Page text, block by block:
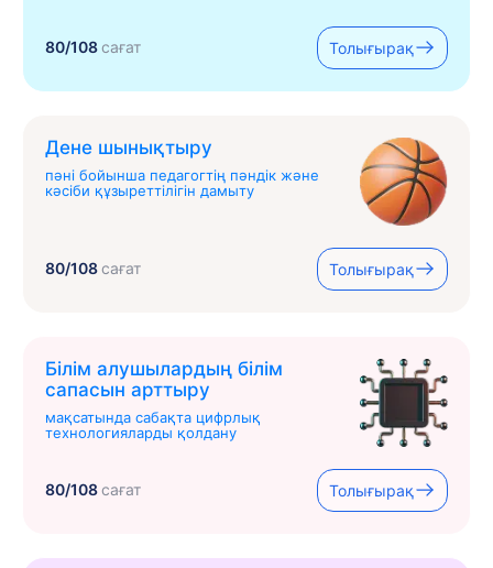
80/108сағат Толығырақ
Дене шынықтыру
пәні бойынша педагогтің пәндік және
кәсіби құзыреттілігін дамыту
80/108сағат Толығырақ
Білім алушылардың білім
сапасын арттыру
мақсатында сабақта цифрлық
технологияларды қолдану
80/108сағат Толығырақ